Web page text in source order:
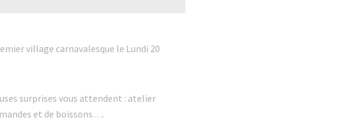
village carnavalesque le Lundi 20
surprises vous attendent : atelier
et de boissons….